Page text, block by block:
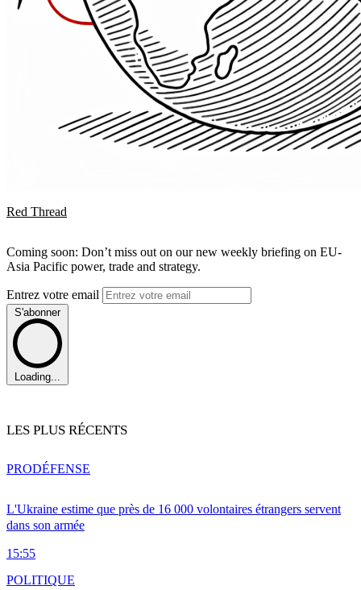
Red Thread
Coming soon: Don’t miss out on our new weekly briefing on EU-
Asia Pacific power, trade and strategy.
Entrez votre email
S'abonner
Loading...
LES PLUS RÉCENTS
L'Ukraine estime que près de 16 000 volontaires étrangers servent
dans son armée
15:55
PRODÉFENSE
POLITIQUE